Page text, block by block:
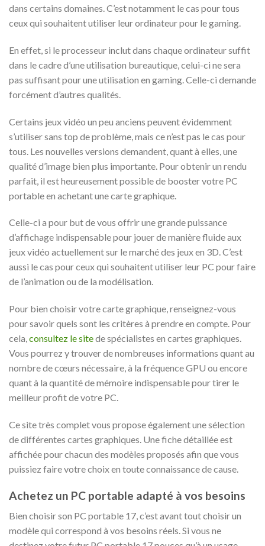
dans certains domaines. C’est notamment le cas pour tous
ceux qui souhaitent utiliser leur ordinateur pour le gaming.
En effet, si le processeur inclut dans chaque ordinateur suffit
dans le cadre d’une utilisation bureautique, celui-ci ne sera
pas suffisant pour une utilisation en gaming. Celle-ci demande
forcément d’autres qualités.
Certains jeux vidéo un peu anciens peuvent évidemment
s’utiliser sans top de problème, mais ce n’est pas le cas pour
tous. Les nouvelles versions demandent, quant à elles, une
qualité d’image bien plus importante. Pour obtenir un rendu
parfait, il est heureusement possible de booster votre PC
portable en achetant une carte graphique.
Celle-ci a pour but de vous offrir une grande puissance
d’affichage indispensable pour jouer de manière fluide aux
jeux vidéo actuellement sur le marché des jeux en 3D. C’est
aussi le cas pour ceux qui souhaitent utiliser leur PC pour faire
de l’animation ou de la modélisation.
Pour bien choisir votre carte graphique, renseignez-vous
pour savoir quels sont les critères à prendre en compte. Pour
cela,consultez le sitede spécialistes en cartes graphiques.
Vous pourrez y trouver de nombreuses informations quant au
nombre de cœurs nécessaire, à la fréquence GPU ou encore
quant à la quantité de mémoire indispensable pour tirer le
meilleur profit de votre PC.
Ce site très complet vous propose également une sélection
de différentes cartes graphiques. Une fiche détaillée est
affichée pour chacun des modèles proposés afin que vous
puissiez faire votre choix en toute connaissance de cause.
Achetez un PC portable adapté à vos besoins
Bien choisir son PC portable 17, c’est avant tout choisir un
modèle qui correspond à vos besoins réels. Si vous ne